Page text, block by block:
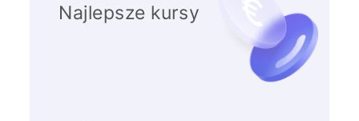
Najlepsze kursy